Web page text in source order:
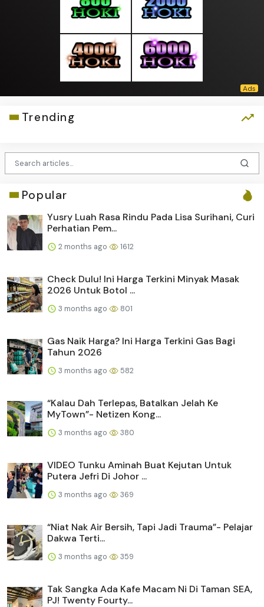
Trending
Popular
Yusry Luah Rasa Rindu Pada Lisa Surihani, Curi
Perhatian Pem...
2 months ago 1612
Check Dulu! Ini Harga Terkini Minyak Masak
2026 Untuk Botol ...
3 months ago 801
Gas Naik Harga? Ini Harga Terkini Gas Bagi
Tahun 2026
3 months ago 582
“Kalau Dah Terlepas, Batalkan Jelah Ke
MyTown”- Netizen Kong...
3 months ago 380
VIDEO Tunku Aminah Buat Kejutan Untuk
Putera Jefri Di Johor ...
3 months ago 369
“Niat Nak Air Bersih, Tapi Jadi Trauma”- Pelajar
Dakwa Terti...
3 months ago 359
Tak Sangka Ada Kafe Macam Ni Di Taman SEA,
PJ! Twenty Fourty...